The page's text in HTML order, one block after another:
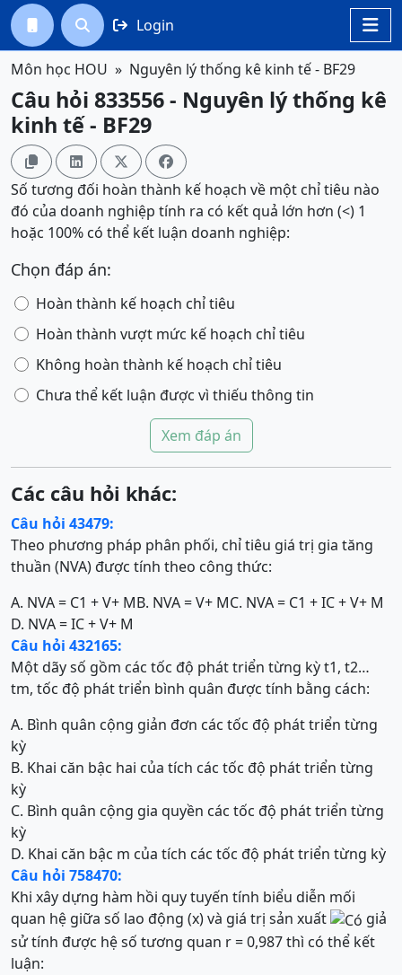

  Login
Môn học HOU Nguyên lý thống kê kinh tế - BF29
Câu hỏi 833556 - Nguyên lý thống kê
kinh tế - BF29
   
Số tương đối hoàn thành kế hoạch về một chỉ tiêu nào
đó của doanh nghiệp tính ra có kết quả lớn hơn (<) 1
hoặc 100% có thể kết luận doanh nghiệp:
Chọn đáp án:
Hoàn thành kế hoạch chỉ tiêu
Hoàn thành vượt mức kế hoạch chỉ tiêu
Không hoàn thành kế hoạch chỉ tiêu
Chưa thể kết luận được vì thiếu thông tin
Xem đáp án
Các câu hỏi khác:
Câu hỏi 43479:
Theo phương pháp phân phối, chỉ tiêu giá trị gia tăng
thuần (NVA) được tính theo công thức:
A. NVA = C1 + V+ MB. NVA = V+ MC. NVA = C1 + IC + V+ M
D. NVA = IC + V+ M
Câu hỏi 432165:
Một dãy số gồm các tốc độ phát triển từng kỳ t1, t2…
tm, tốc độ phát triển bình quân được tính bằng cách:
A. Bình quân cộng giản đơn các tốc độ phát triển từng
kỳ
B. Khai căn bậc hai của tích các tốc độ phát triển từng
kỳ
C. Bình quân cộng gia quyền các tốc độ phát triển từng
kỳ
D. Khai căn bậc m của tích các tốc độ phát triển từng kỳ
Câu hỏi 758470:
Khi xây dựng hàm hồi quy tuyến tính biểu diễn mối
quan hệ giữa số lao động (x) và giá trị sản xuất
giả
sử tính được hệ số tương quan r = 0,987 thì có thể kết
luận: